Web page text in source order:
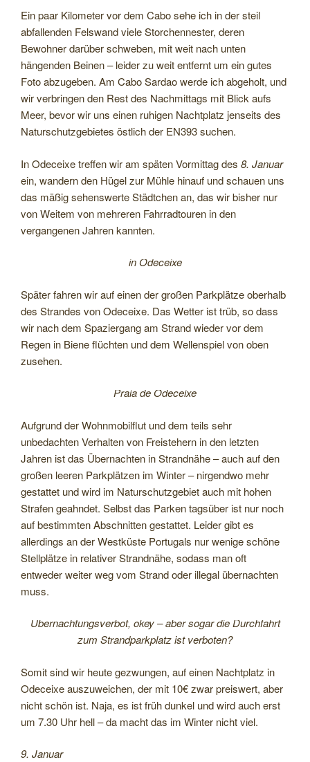
Ein paar Kilometer vor dem Cabo sehe ich in der steil
abfallenden Felswand viele Storchennester, deren
Bewohner darüber schweben, mit weit nach unten
hängenden Beinen – leider zu weit entfernt um ein gutes
Foto abzugeben. Am Cabo Sardao werde ich abgeholt, und
wir verbringen den Rest des Nachmittags mit Blick aufs
Meer, bevor wir uns einen ruhigen Nachtplatz jenseits des
Naturschutzgebietes östlich der EN393 suchen.
In Odeceixe treffen wir am späten Vormittag des 8. Januar
ein, wandern den Hügel zur Mühle hinauf und schauen uns
das mäßig sehenswerte Städtchen an, das wir bisher nur
von Weitem von mehreren Fahrradtouren in den
vergangenen Jahren kannten.
in Odeceixe
Später fahren wir auf einen der großen Parkplätze oberhalb
des Strandes von Odeceixe. Das Wetter ist trüb, so dass
wir nach dem Spaziergang am Strand wieder vor dem
Regen in Biene flüchten und dem Wellenspiel von oben
zusehen.
Praia de Odeceixe
Aufgrund der Wohnmobilflut und dem teils sehr
unbedachten Verhalten von Freistehern in den letzten
Jahren ist das Übernachten in Strandnähe – auch auf den
großen leeren Parkplätzen im Winter – nirgendwo mehr
gestattet und wird im Naturschutzgebiet auch mit hohen
Strafen geahndet. Selbst das Parken tagsüber ist nur noch
auf bestimmten Abschnitten gestattet. Leider gibt es
allerdings an der Westküste Portugals nur wenige schöne
Stellplätze in relativer Strandnähe, sodass man oft
entweder weiter weg vom Strand oder illegal übernachten
muss.
Übernachtungsverbot, okey – aber sogar die Durchfahrt
zum Strandparkplatz ist verboten?
Somit sind wir heute gezwungen, auf einen Nachtplatz in
Odeceixe auszuweichen, der mit 10€ zwar preiswert, aber
nicht schön ist. Naja, es ist früh dunkel und wird auch erst
um 7.30 Uhr hell – da macht das im Winter nicht viel.
9. Januar